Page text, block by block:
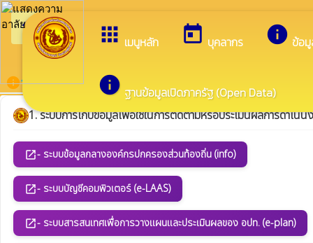
apps เมนูหลัก today บุคลากร info ข้อ
info ฐานข้อมูลเปิดภาครัฐ (Open Data)
arrow_back_iosกลับเมนูหลัก ยินดีต้อน
infoระบบสารสนเทศสนับสนุนการบริหารจัดการ ขององค์กรปกครอ
1. ระบบการเก็บข้อมูลเพื่อใช้ในการติดตามหรือประเมินผลการดำเนิ
open_in_new- ระบบข้อมูลกลางองค์กรปกครองส่วนท้องถิ่น (info)
open_in_new- ระบบบัญชีคอมพิวเตอร์ (e-LAAS)
open_in_new- ระบบสารสนเทศเพื่อการวางแผนและประเมินผลของ อปท. (e-plan)